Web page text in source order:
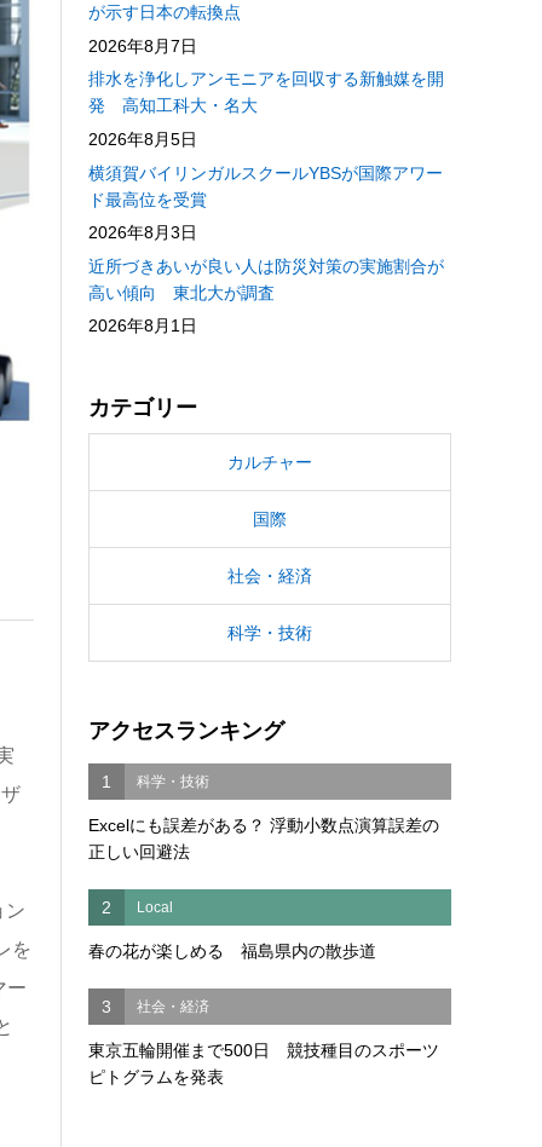
ン
を
ー
が示す日本の転換点
2026年8月7日
排水を浄化しアンモニアを回収する新触媒を開
発 高知工科大・名大
2026年8月5日
横須賀バイリンガルスクールYBSが国際アワー
ド最高位を受賞
2026年8月3日
近所づきあいが良い人は防災対策の実施割合が
高い傾向 東北大が調査
2026年8月1日
カテゴリー
カルチャー
国際
社会・経済
科学・技術
アクセスランキング
1 科学・技術
Excelにも誤差がある？ 浮動小数点演算誤差の
正しい回避法
2 Local
春の花が楽しめる 福島県内の散歩道
3 社会・経済
東京五輪開催まで500日 競技種目のスポーツ
ピトグラムを発表